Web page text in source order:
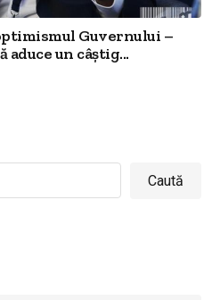
Guvernului –
aduce un câștig...